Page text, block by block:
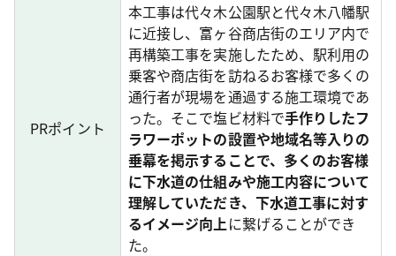
PRポイント
本工事は代々木公園駅と代々木八幡駅
に近接し、富ヶ谷商店街のエリア内で
再構築工事を実施したため、駅利用の
乗客や商店街を訪ねるお客様で多くの
通行者が現場を通過する施工環境であ
った。そこで塩ビ材料で手作りしたフ
ラワーポットの設置や地域名等入りの
垂幕を掲示することで、多くのお客様
に下水道の仕組みや施工内容について
理解していただき、下水道工事に対す
るイメージ向上に繋げることができ
た。